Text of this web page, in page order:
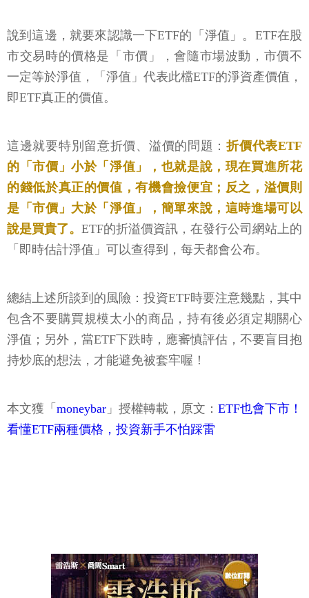
說到這邊，就要來認識一下ETF的「淨值」。ETF在股
市交易時的價格是「市價」，會隨市場波動，市價不
一定等於淨值，「淨值」代表此檔ETF的淨資產價值，
即ETF真正的價值。
這邊就要特別留意折價、溢價的問題：折價代表ETF
的「市價」小於「淨值」，也就是說，現在買進所花
的錢低於真正的價值，有機會撿便宜；反之，溢價則
是「市價」大於「淨值」，簡單來說，這時進場可以
說是買貴了。 ETF的折溢價資訊，在發行公司網站上的
「即時估計淨值」可以查得到，每天都會公布。
總結上述所談到的風險：投資ETF時要注意幾點，其中
包含不要購買規模太小的商品，持有後必須定期關心
淨值；另外，當ETF下跌時，應審慎評估，不要盲目抱
持炒底的想法，才能避免被套牢喔！
本文獲「 moneybar 」授權轉載，原文： ETF也會下市！
看懂ETF兩種價格，投資新手不怕踩雷